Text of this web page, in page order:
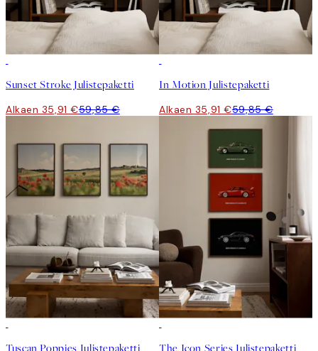
Sunset Stroke Julistepaketti
Alkaen 35,91 €59,85 €
In Motion Julistepaketti
Alkaen 35,91 €59,85 €
Tuscan Poppies Julistepaketti The Icon Series Julistepaketti